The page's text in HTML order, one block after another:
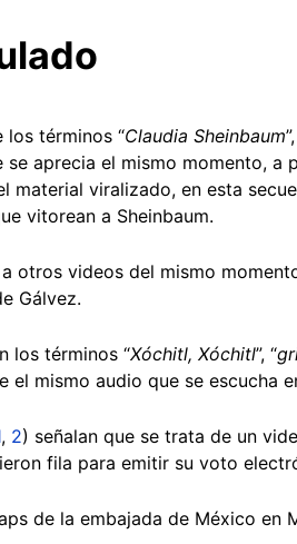
los términos “Claudia Sheinbaum
se aprecia el mismo momento, a
material viralizado, en esta
vitorean a Sheinbaum.
otros videos del mismo
Gálvez.
los términos “Xóchitl, Xóchitl”, “
el mismo audio que se escucha
, 2) señalan que se trata de un
fila para emitir su voto
de la embajada de México en